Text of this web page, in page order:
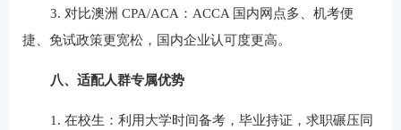
3. 对比澳洲 CPA/ACA：ACCA 国内网点多、机考便
捷、免试政策更宽松，国内企业认可度更高。
八、适配人群专属优势
1. 在校生：利用大学时间备考，毕业持证，求职碾压同